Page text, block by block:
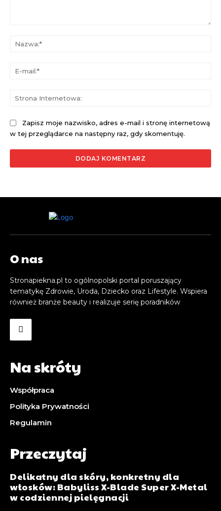
Zapisz moje nazwisko, adres e-mail i stronę internetową
w tej przeglądarce na następny raz, gdy skomentuję.
O nas
Stronapiekna.pl to ogólnopolski portal poruszający
tematykę Zdrowie, Uroda, Dziecko oraz Lifestyle. Wspiera
również branże beauty i realizuje serię poradników
Na skróty
Współpraca
Polityka Prywatności
Regulamin
Przeczytaj
Delikatny dla skóry, konkretny dla
włosków: Babyliss X-Blade Super X-Metal
w codziennej pielęgnacji